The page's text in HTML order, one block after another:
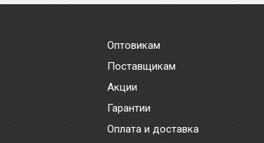
Оптовикам
Поставщикам
Акции
Гарантии
Оплата и доставка